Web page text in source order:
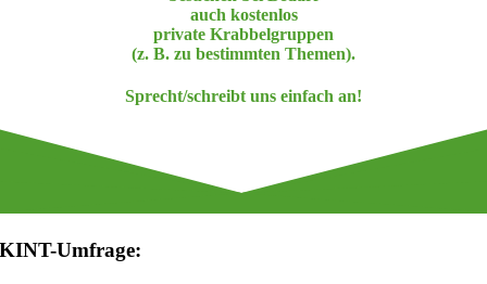
auch kostenlos
private Krabbelgruppen
(z. B. zu bestimmten Themen).
Sprecht/schreibt uns einfach an!
KINT-Umfrage: